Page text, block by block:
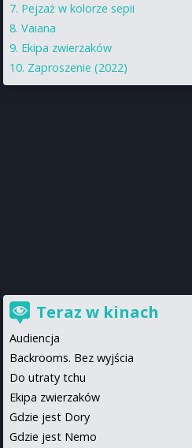
Pejzaż w kolorze sepii
Vaiana
Ekipa zwierzaków
Zaproszenie (2022)
Teraz w kinach
Audiencja
Backrooms. Bez wyjścia
Do utraty tchu
Ekipa zwierzaków
Gdzie jest Dory
Gdzie jest Nemo